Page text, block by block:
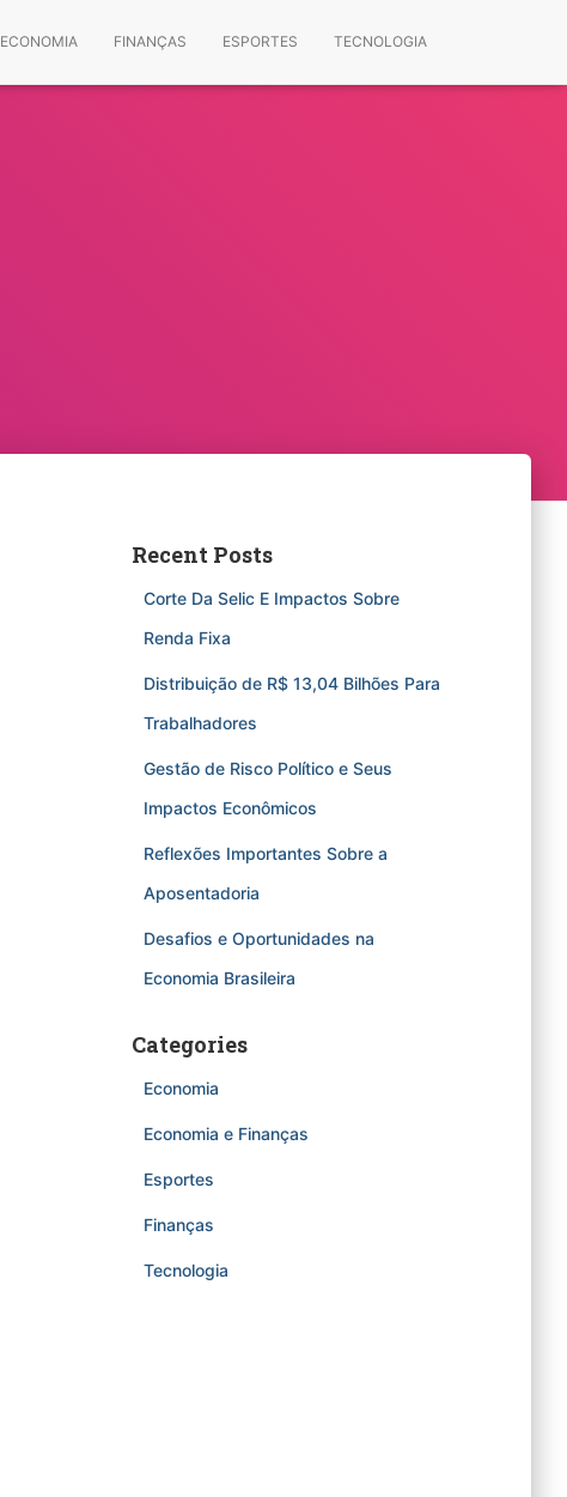
ECONOMIA FINANÇAS ESPORTES TECNOLOGIA
Recent Posts
Corte Da Selic E Impactos Sobre
Renda Fixa
Distribuição de R$ 13,04 Bilhões Para
Trabalhadores
Gestão de Risco Político e Seus
Impactos Econômicos
Reflexões Importantes Sobre a
Aposentadoria
Desafios e Oportunidades na
Economia Brasileira
Categories
Economia
Economia e Finanças
Esportes
Finanças
Tecnologia